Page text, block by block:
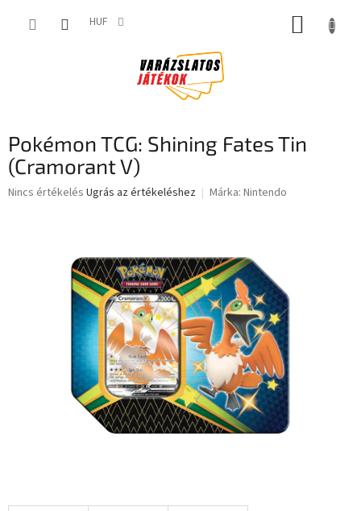
HUF KOSÁR
Pokémon TCG: Shining Fates Tin
(Cramorant V)
A
Nincs értékelés Ugrás az értékeléshez Márka: Nintendo